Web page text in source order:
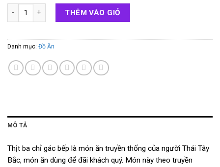
Thịt Ba Chỉ Gác Bếp số lượng
THÊM VÀO GIỎ
Danh mục: Đồ Ăn
MÔ TẢ
Thịt ba chỉ gác bếp là món ăn truyền thống của người Thái Tây
Bắc, món ăn dùng để đãi khách quý. Món này theo truyền